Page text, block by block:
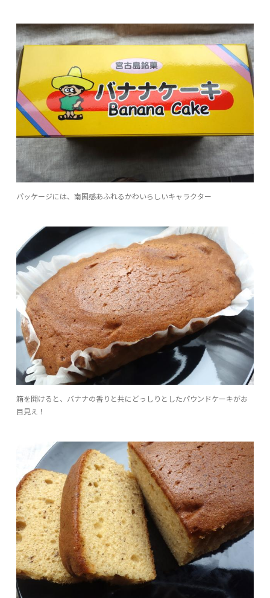
パッケージには、南国感あふれるかわいらしいキャラクター
箱を開けると、バナナの香りと共にどっしりとしたパウンドケーキがお
目見え！